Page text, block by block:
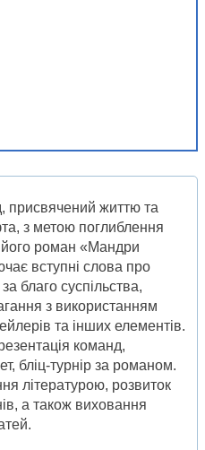
присвячений життю та
з метою поглиблення
роман «Мандри
вступні слова про
благо суспільства,
з використанням
та інших елементів.
команд,
бліц-турнір за романом.
літературою, розвиток
а також виховання